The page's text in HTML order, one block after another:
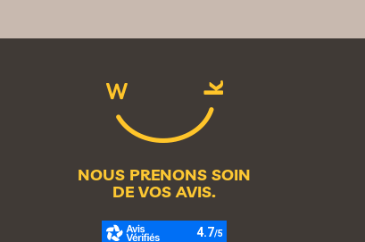
NOUS PRENONS SOIN
DE VOS AVIS.